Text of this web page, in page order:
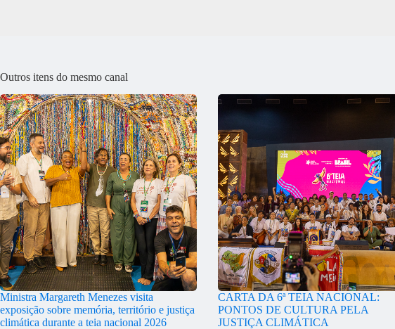
Outros itens do mesmo canal
Ministra Margareth Menezes visita
exposição sobre memória, território e justiça
climática durante a teia nacional 2026
CARTA DA 6ª TEIA NACIONAL:
PONTOS DE CULTURA PELA
JUSTIÇA CLIMÁTICA